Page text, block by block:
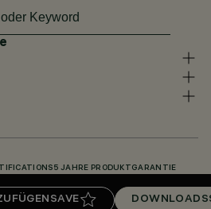
SAVE DOWNLOADS
5 JAHRE PRODUKTGARANTIE
(LOGIN REQUIRED) DOWNLOADS